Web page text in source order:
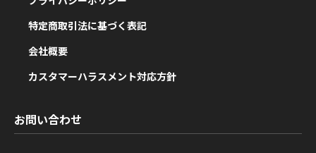
特定商取引法に基づく表記
会社概要
カスタマーハラスメント対応方針
お問い合わせ